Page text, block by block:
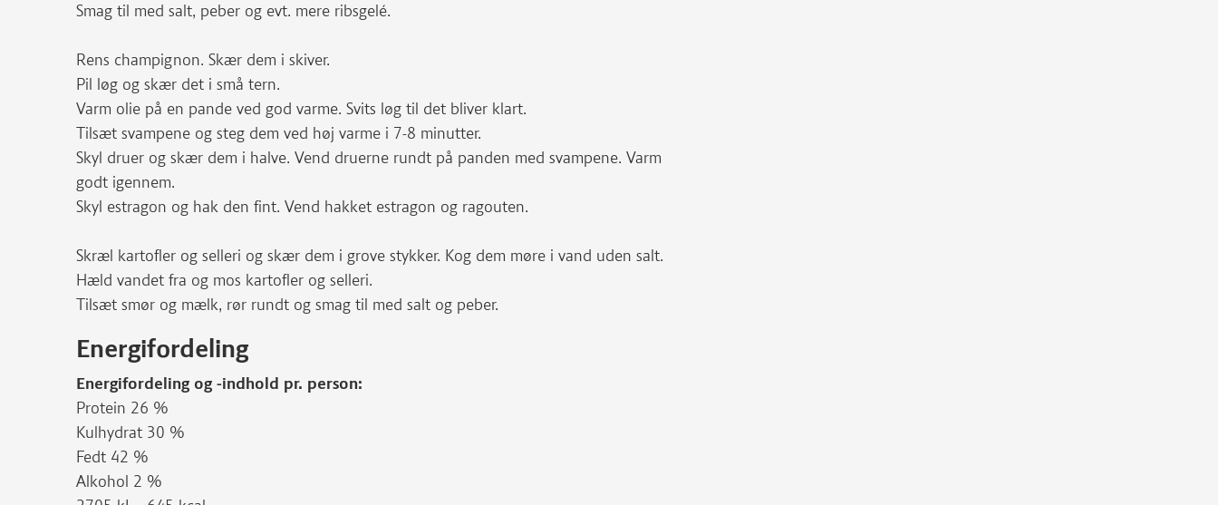
Smag til med salt, peber og evt. mere ribsgelé.
Rens champignon. Skær dem i skiver.
Pil løg og skær det i små tern.
Varm olie på en pande ved god varme. Svits løg til det bliver klart.
Tilsæt svampene og steg dem ved høj varme i 7-8 minutter.
Skyl druer og skær dem i halve. Vend druerne rundt på panden med svampene. Varm
godt igennem.
Skyl estragon og hak den fint. Vend hakket estragon og ragouten.
Skræl kartofler og selleri og skær dem i grove stykker. Kog dem møre i vand uden salt.
Hæld vandet fra og mos kartofler og selleri.
Tilsæt smør og mælk, rør rundt og smag til med salt og peber.
Energifordeling
Energifordeling og -indhold pr. person:
Protein 26 %
Kulhydrat 30 %
Fedt 42 %
Alkohol 2 %